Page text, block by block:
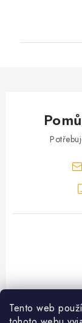
Tento web
Z
PRODEJNA